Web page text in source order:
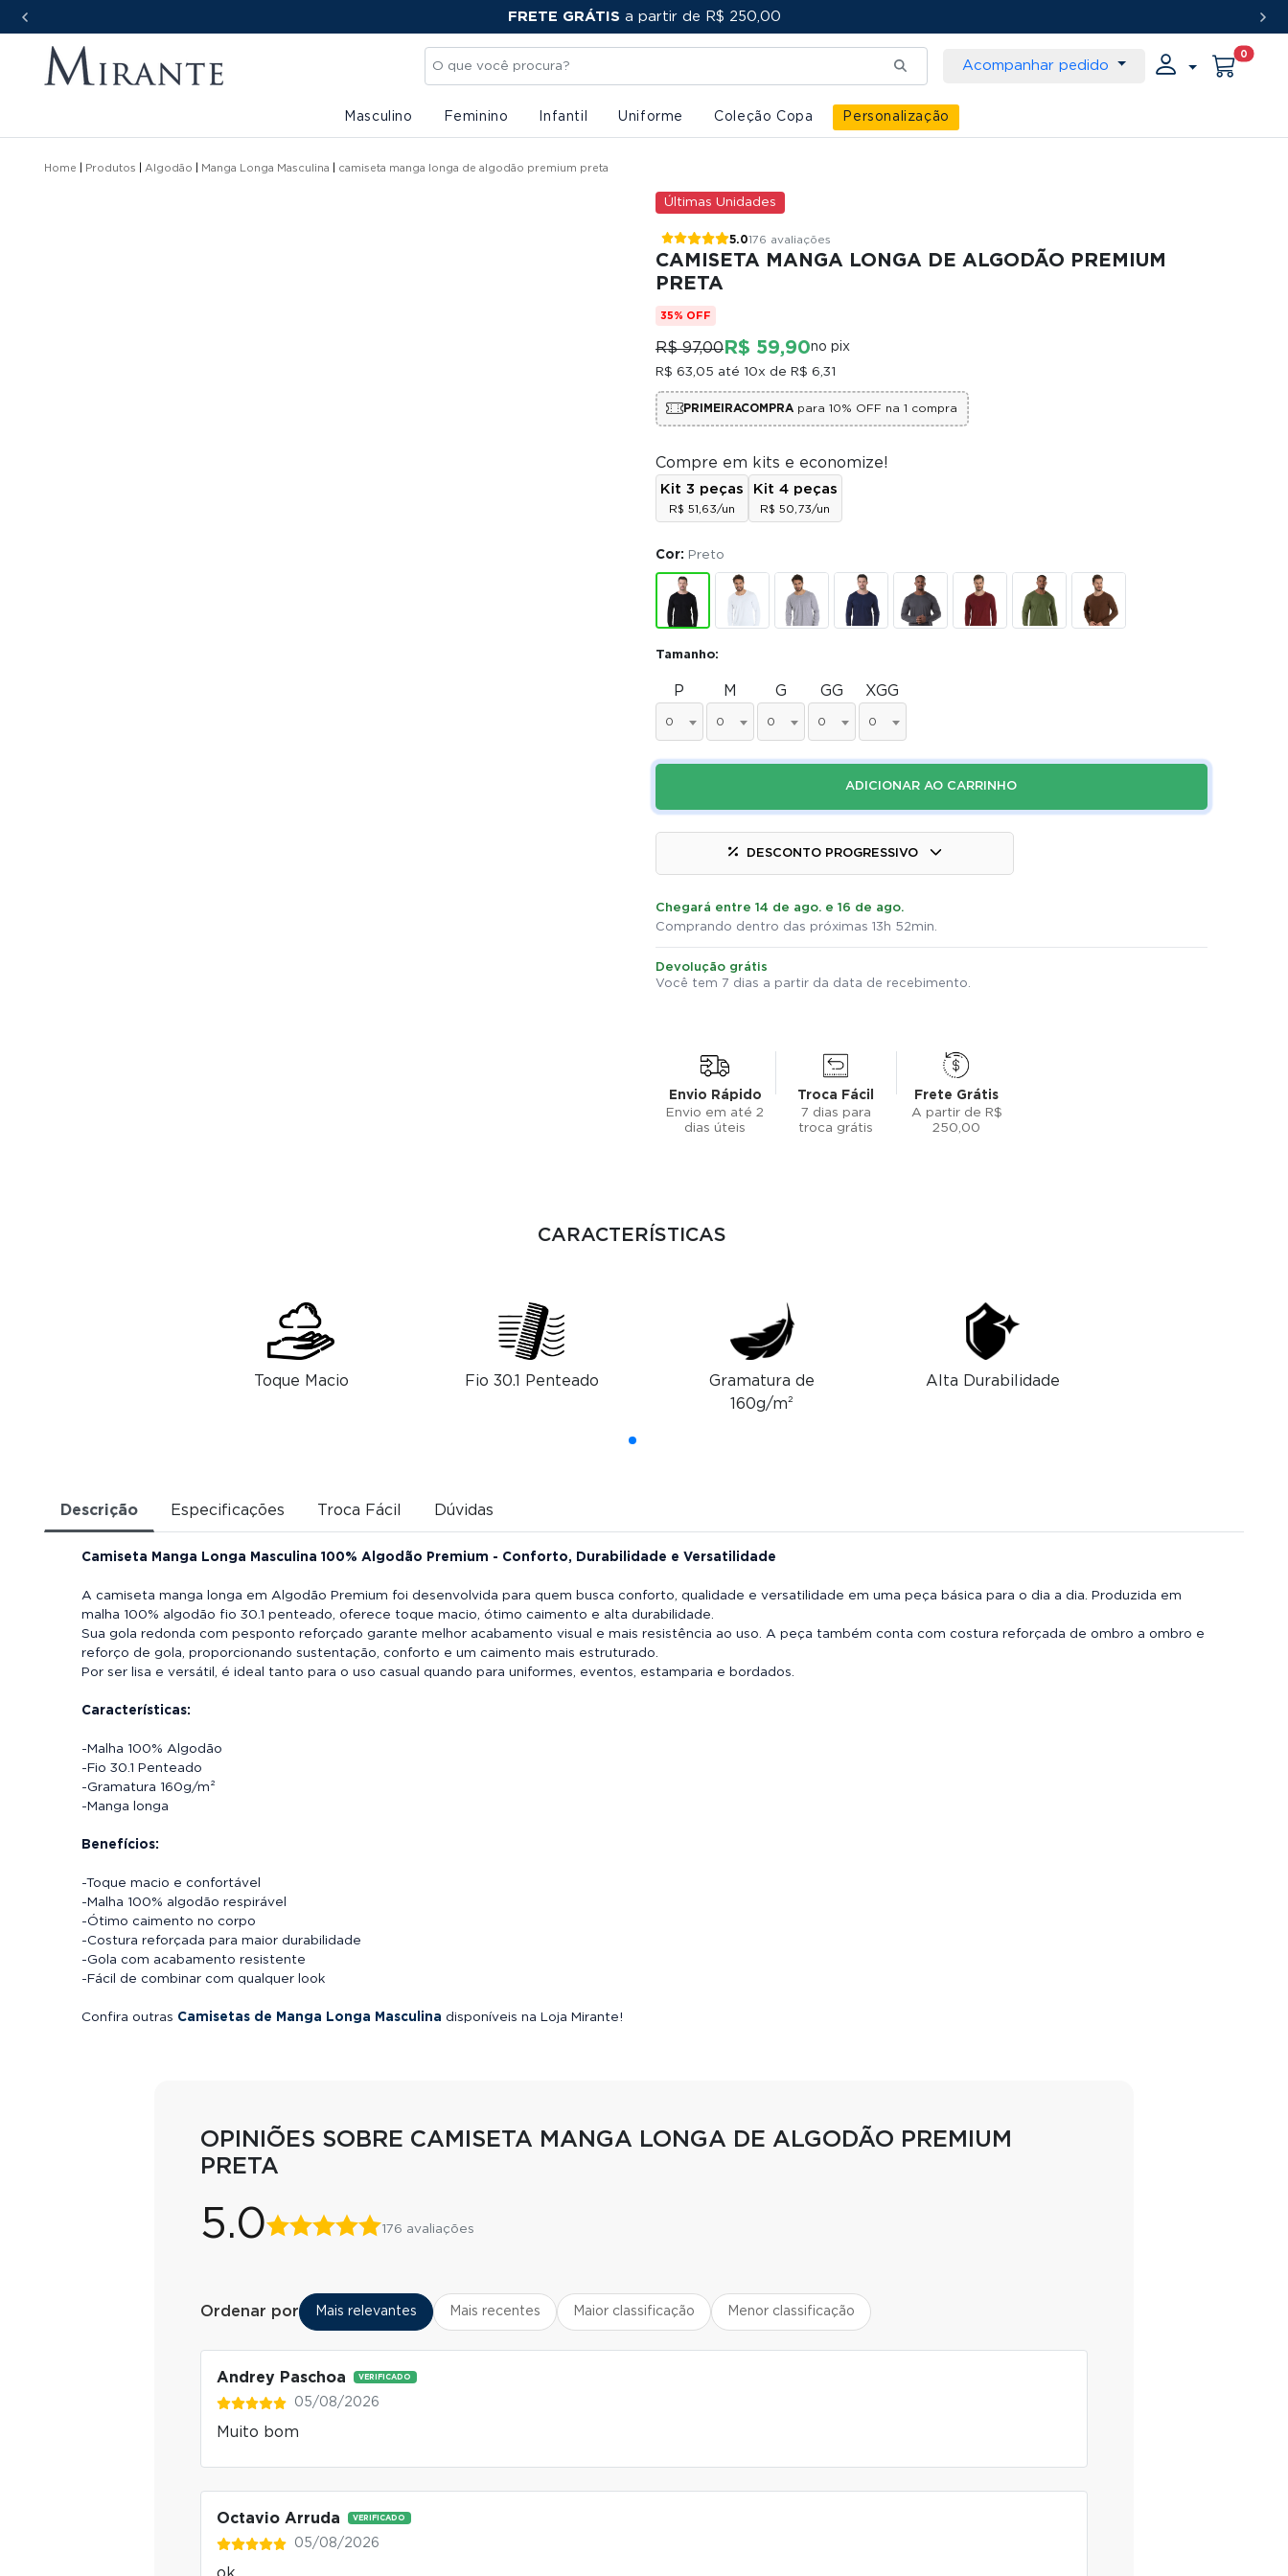
PRIMEIRACOMPRA
FRETE GRÁTIS a partir de R$ 250,00
Acompanhar pedido
0
Masculino Feminino Infantil Uniforme Coleção Copa Personalização
Home Produtos Algodão Manga Longa Masculina camiseta manga longa de algodão premium preta
Últimas Unidades
5.0176 avaliações
CAMISETA MANGA LONGA DE ALGODÃO PREMIUM
PRETA
35% OFF
R$ 97,00R$ 59,90no pix
R$ 63,05 até 10x de R$ 6,31
PRIMEIRACOMPRA para 10% OFF na 1 compra
Compre em kits e economize!
Kit 3 peças
R$ 51,63/un
Kit 4 peças
R$ 50,73/un
Cor: Preto
Tamanho:
P
0
M
0
G
0
GG
0
XGG
0
ADICIONAR AO CARRINHO
DESCONTO PROGRESSIVO
Chegará entre 14 de ago. e 16 de ago.
Comprando dentro das próximas 13h 52min.
Devolução grátis
Você tem 7 dias a partir da data de recebimento.
Envio Rápido
Envio em até 2
dias úteis
Troca Fácil
7 dias para
troca grátis
Frete Grátis
A partir de R$
250,00
CARACTERÍSTICAS
Toque Macio Fio 30.1 Penteado
Gramatura de
160g/m²
Alta Durabilidade
Descrição Especificações Troca Fácil Dúvidas
Camiseta Manga Longa Masculina 100% Algodão Premium - Conforto, Durabilidade e Versatilidade
A camiseta manga longa em Algodão Premium foi desenvolvida para quem busca conforto, qualidade e versatilidade em uma peça básica para o dia a dia. Produzida em
malha 100% algodão fio 30.1 penteado, oferece toque macio, ótimo caimento e alta durabilidade.
Sua gola redonda com pesponto reforçado garante melhor acabamento visual e mais resistência ao uso. A peça também conta com costura reforçada de ombro a ombro e
reforço de gola, proporcionando sustentação, conforto e um caimento mais estruturado.
Por ser lisa e versátil, é ideal tanto para o uso casual quando para uniformes, eventos, estamparia e bordados.
Características:
-Malha 100% Algodão
-Fio 30.1 Penteado
-Gramatura 160g/m²
-Manga longa
Benefícios:
-Toque macio e confortável
-Malha 100% algodão respirável
-Ótimo caimento no corpo
-Costura reforçada para maior durabilidade
-Gola com acabamento resistente
-Fácil de combinar com qualquer look
Confira outras Camisetas de Manga Longa Masculina disponíveis na Loja Mirante!
OPINIÕES SOBRE CAMISETA MANGA LONGA DE ALGODÃO PREMIUM
PRETA
5.0 176 avaliações
Ordenar por Mais relevantes Mais recentes Maior classificação Menor classificação
Andrey Paschoa VERIFICADO
05/08/2026
Muito bom
Octavio Arruda VERIFICADO
05/08/2026
ok